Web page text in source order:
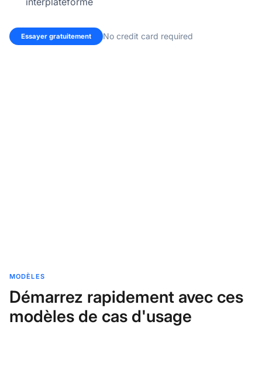
Essayer gratuitement No credit card required
MODÈLES
Démarrez rapidement avec ces
modèles de cas d'usage